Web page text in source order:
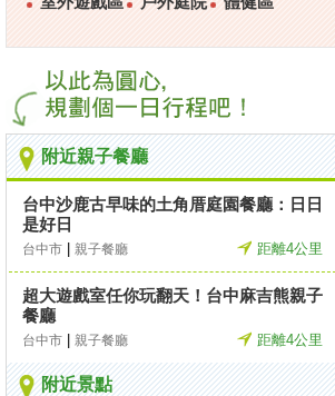
附近親子餐廳
台中沙鹿古早味的土角厝庭園餐廳：日日
是好日
台中市 親子餐廳 距離4公里
超大遊戲室任你玩翻天！台中麻吉熊親子
餐廳
台中市 親子餐廳 距離4公里
附近景點